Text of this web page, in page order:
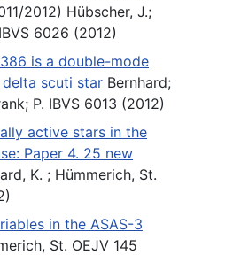
2012) Hübscher, J.;
6026 (2012)
is a double-mode
scuti star Bernhard;
P. IBVS 6013 (2012)
active stars in the
Paper 4. 25 new
K. ; Hümmerich, St.
in the ASAS-3
St. OEJV 145